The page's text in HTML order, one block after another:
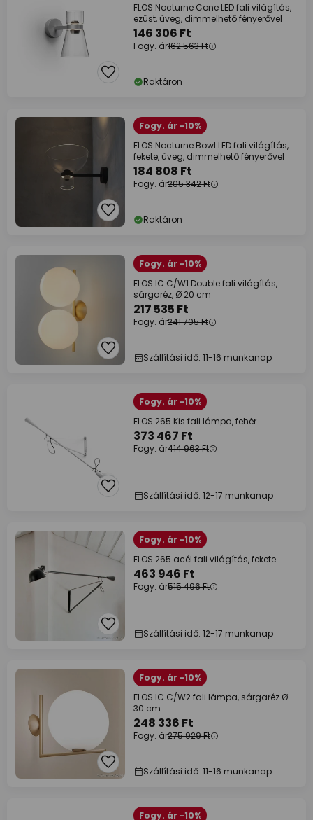
FLOS Nocturne Cone LED fali világítás,
ezüst, üveg, dimmelhető fényerővel
146 306 Ft
Fogy. ár162 563 Ft
Raktáron
Fogy. ár -10%
FLOS Nocturne Bowl LED fali világítás,
fekete, üveg, dimmelhető fényerővel
184 808 Ft
Fogy. ár205 342 Ft
Raktáron
Fogy. ár -10%
FLOS IC C/W1 Double fali világítás,
sárgaréz, Ø 20 cm
217 535 Ft
Fogy. ár241 705 Ft
Szállítási idő: 11-16 munkanap
Fogy. ár -10%
FLOS 265 Kis fali lámpa, fehér
373 467 Ft
Fogy. ár414 963 Ft
Szállítási idő: 12-17 munkanap
Fogy. ár -10%
FLOS 265 acél fali világítás, fekete
463 946 Ft
Fogy. ár515 496 Ft
Szállítási idő: 12-17 munkanap
Fogy. ár -10%
FLOS IC C/W2 fali lámpa, sárgaréz Ø
30 cm
248 336 Ft
Fogy. ár275 929 Ft
Szállítási idő: 11-16 munkanap
Fogy. ár -10%